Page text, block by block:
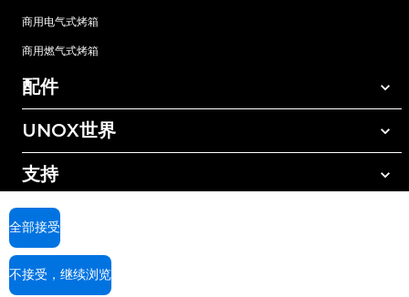
商用电气式烤箱
商用燃气式烤箱
配件
所有配件
手动清洗清洁剂
树脂过滤水处理
反渗透水处理
UNOX世界
我们在全球的办事处
支持
UNOX质保
查找经销商
查找服务中心
AI Content Disclaimer
全部接受
不接受，继续浏览